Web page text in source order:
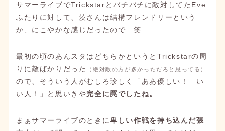
サマーライブでTrickstarとバチバチに敵対してたEve
ふたりに対して、茨さんは結構フレンドリーという
か、にこやかな感じだったので…笑
最初の頃のあんスタはどちらかというとTrickstarの周
りに敵ばかりだった
（絶対敵の方が多かっただろと思ってる）
ので、そういう人がむしろ珍しく「ああ優しい！ い
い人！」と思いきや完全に罠でしたね。
まぁサマーライブのときに卑しい作戦を持ち込んだ張